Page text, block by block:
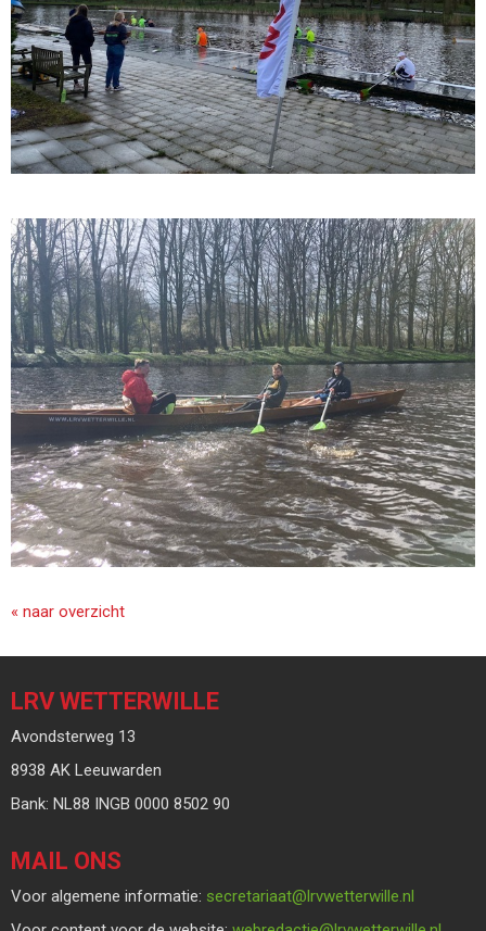
« naar overzicht
LRV WETTERWILLE
Avondsterweg 13
8938 AK Leeuwarden
Bank: NL88 INGB 0000 8502 90
MAIL ONS
Voor algemene informatie: taairaterces@lrvwetterwille.nl